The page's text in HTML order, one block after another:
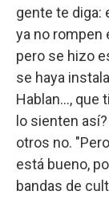
gente te diga:
ya no rompen
pero se hizo
se haya
Hablan..., que
lo sienten
otros no.
está bueno,
bandas de